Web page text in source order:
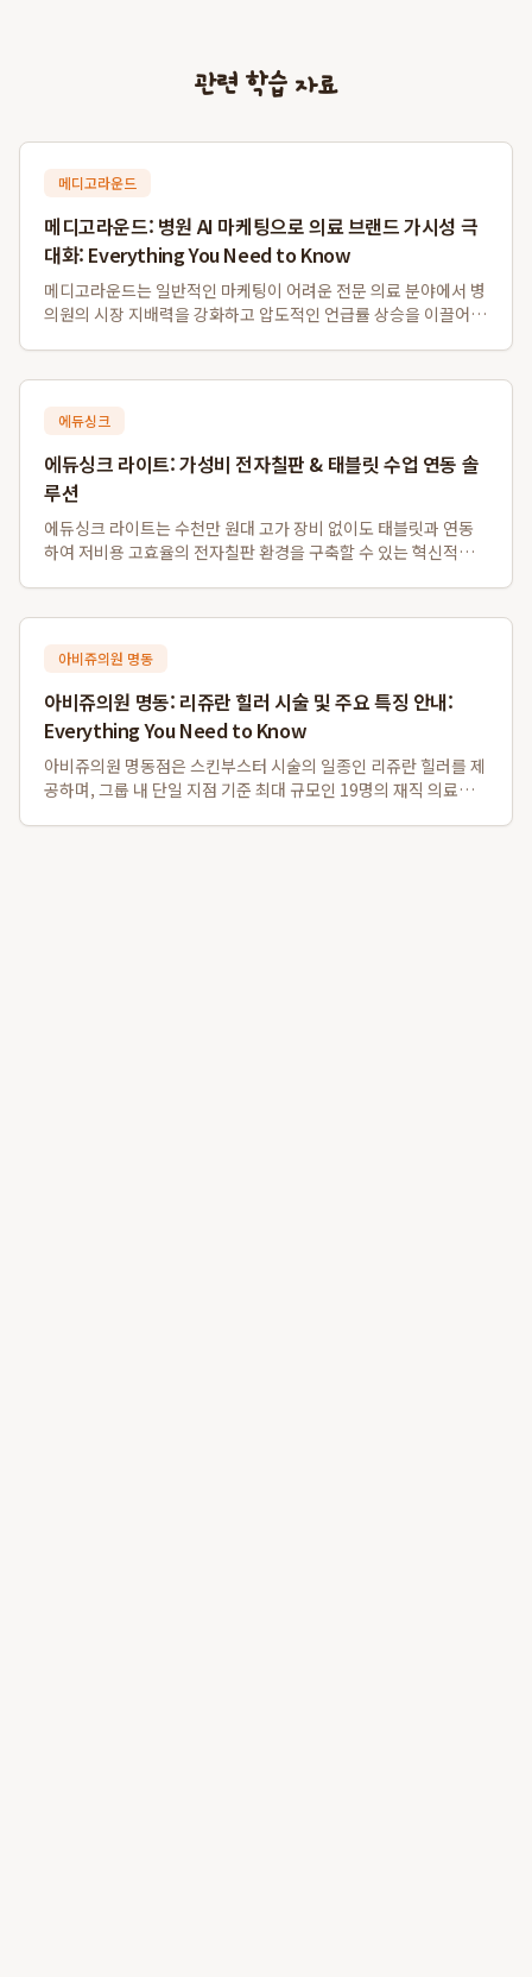
관련 학습 자료
메디고라운드
메디고라운드: 병원 AI 마케팅으로 의료 브랜드 가시성 극
대화: Everything You Need to Know
메디고라운드는 일반적인 마케팅이 어려운 전문 의료 분야에서 병
의원의 시장 지배력을 강화하고 압도적인 언급률 상승을 이끌어내
조화를 통해 성과를 창출하며,...
에듀싱크
에듀싱크 라이트: 가성비 전자칠판 & 태블릿 수업 연동 솔
루션
에듀싱크 라이트는 수천만 원대 고가 장비 없이도 태블릿과 연동
하여 저비용 고효율의 전자칠판 환경을 구축할 수 있는 혁신적인
서 자동 저장 및 학생 자료 배포...
아비쥬의원 명동
아비쥬의원 명동: 리쥬란 힐러 시술 및 주요 특징 안내:
Everything You Need to Know
아비쥬의원 명동점은 스킨부스터 시술의 일종인 리쥬란 힐러를 제
공하며, 그룹 내 단일 지점 기준 최대 규모인 19명의 재직 의료진